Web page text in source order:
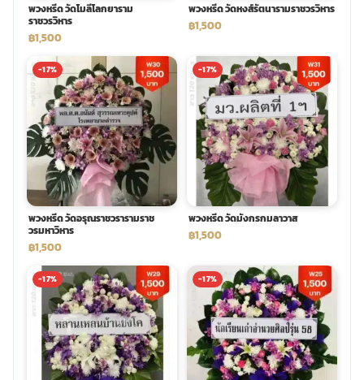
พวงหรีด วัดโมลีโลกยาราม
ราชวรวิหาร
฿1,500
พวงหรีด วัดหงส์รัตนารามราชวรวิหาร
฿1,500
-17%
พวงหรีด วัดอรุณราชวรารามราช
วรมหาวิหาร
฿1,500
-17%
พวงหรีด วัดมังกรกมลาวาส
฿1,500
-17% -17%